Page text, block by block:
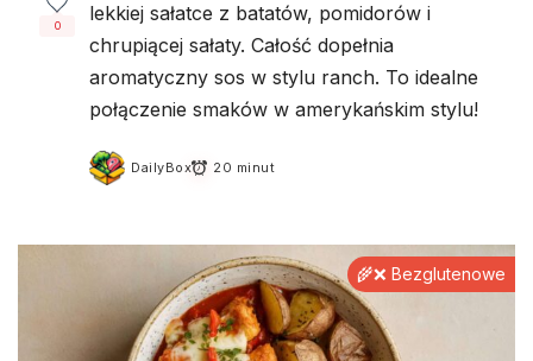
0
lekkiej sałatce z batatów, pomidorów i
chrupiącej sałaty. Całość dopełnia
aromatyczny sos w stylu ranch. To idealne
połączenie smaków w amerykańskim stylu!
DailyBox 20 minut
🌾❌ Bezglutenowe